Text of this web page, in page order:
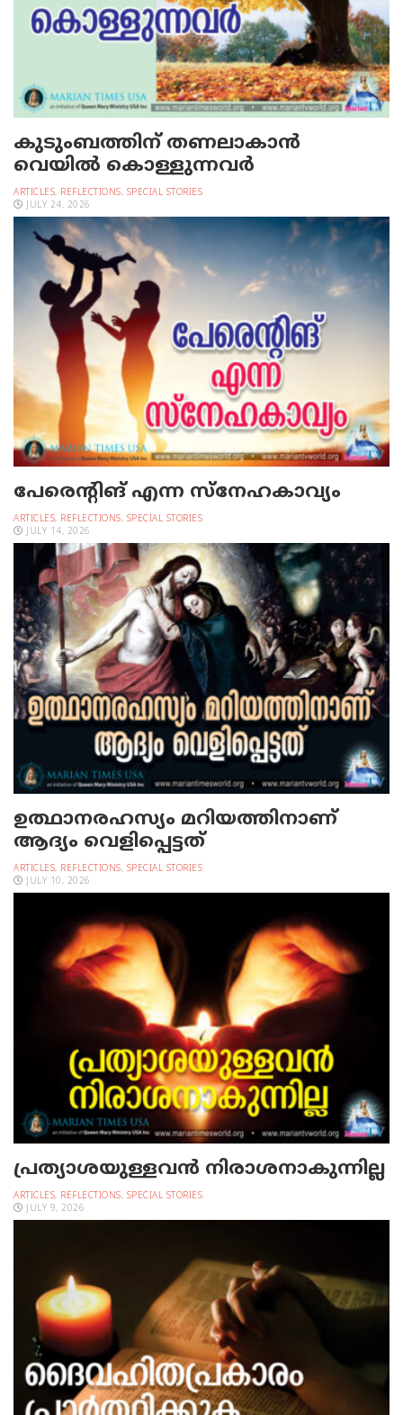
കുടുംബത്തിന് തണലാകാന്‍
വെയില്‍ കൊള്ളുന്നവര്‍
ARTICLES, REFLECTIONS, SPECIAL STORIES
JULY 24, 2026
പേരെന്റിങ് എന്ന സ്നേഹകാവ്യം
ARTICLES, REFLECTIONS, SPECIAL STORIES
JULY 14, 2026
ഉത്ഥാനരഹസ്യം മറിയത്തിനാണ്
ആദ്യം വെളിപ്പെട്ടത്
ARTICLES, REFLECTIONS, SPECIAL STORIES
JULY 10, 2026
പ്രത്യാശയുള്ളവന്‍ നിരാശനാകുന്നില്ല
ARTICLES, REFLECTIONS, SPECIAL STORIES
JULY 9, 2026